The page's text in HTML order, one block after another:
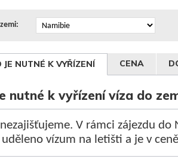
JE NUTNÉ K VYŘÍZENÍ CENA
nutné k vyřízení víza do
V rámci zájezdu do
vízum na letišti a je v